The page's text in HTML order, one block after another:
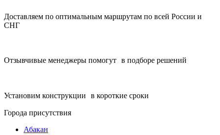
Доставляем по оптимальным маршрутам по всей России и
СНГ
Отзывчивые менеджеры помогут в подборе решений
Установим конструкции в короткие сроки
Города присутствия
Абакан